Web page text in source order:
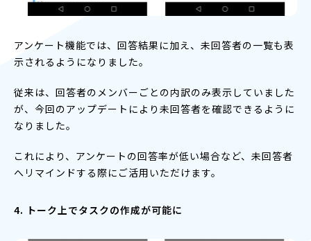
アンケート機能では、回答結果に加え、未回答者の一覧も表
示されるようになりました。
従来は、回答者のメンバーごとの内訳のみ表示していました
が、今回のアップデートにより未回答者を確認できるように
なりました。
これにより、アンケートの回答率が低い場合など、未回答者
へリマインドする際にご活用いただけます。
4. トーク上でタスクの作成が可能に